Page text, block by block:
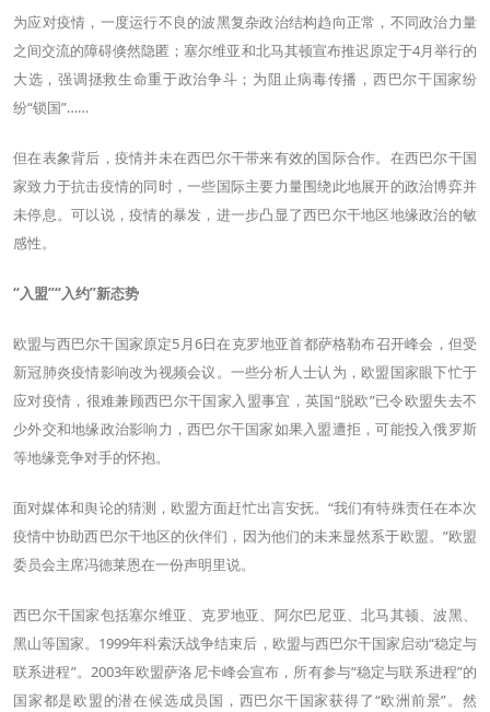
为应对疫情，一度运行不良的波黑复杂政治结构趋向正常，不同政治力量
之间交流的障碍倏然隐匿；塞尔维亚和北马其顿宣布推迟原定于4月举行的
大选，强调拯救生命重于政治争斗；为阻止病毒传播，西巴尔干国家纷
纷“锁国”……
但在表象背后，疫情并未在西巴尔干带来有效的国际合作。在西巴尔干国
家致力于抗击疫情的同时，一些国际主要力量围绕此地展开的政治博弈并
未停息。可以说，疫情的暴发，进一步凸显了西巴尔干地区地缘政治的敏
感性。
“入盟”“入约”新态势
欧盟与西巴尔干国家原定5月6日在克罗地亚首都萨格勒布召开峰会，但受
新冠肺炎疫情影响改为视频会议。一些分析人士认为，欧盟国家眼下忙于
应对疫情，很难兼顾西巴尔干国家入盟事宜，英国“脱欧”已令欧盟失去不
少外交和地缘政治影响力，西巴尔干国家如果入盟遭拒，可能投入俄罗斯
等地缘竞争对手的怀抱。
面对媒体和舆论的猜测，欧盟方面赶忙出言安抚。“我们有特殊责任在本次
疫情中协助西巴尔干地区的伙伴们，因为他们的未来显然系于欧盟。”欧盟
委员会主席冯德莱恩在一份声明里说。
西巴尔干国家包括塞尔维亚、克罗地亚、阿尔巴尼亚、北马其顿、波黑、
黑山等国家。1999年科索沃战争结束后，欧盟与西巴尔干国家启动“稳定与
联系进程”。2003年欧盟萨洛尼卡峰会宣布，所有参与“稳定与联系进程”的
国家都是欧盟的潜在候选成员国，西巴尔干国家获得了“欧洲前景”。然